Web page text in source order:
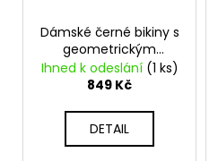
Dámské černé bikiny s
geometrickým
vzorem
Ihned k odeslání (1 ks)
849 Kč
DETAIL